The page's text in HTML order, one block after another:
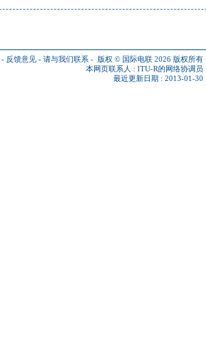
- 反馈意见 - 请与我们联系 - 版权 © 国际电联 2026 版权所有
本网页联系人 : ITU-R的网络协调员
最近更新日期 : 2013-01-30